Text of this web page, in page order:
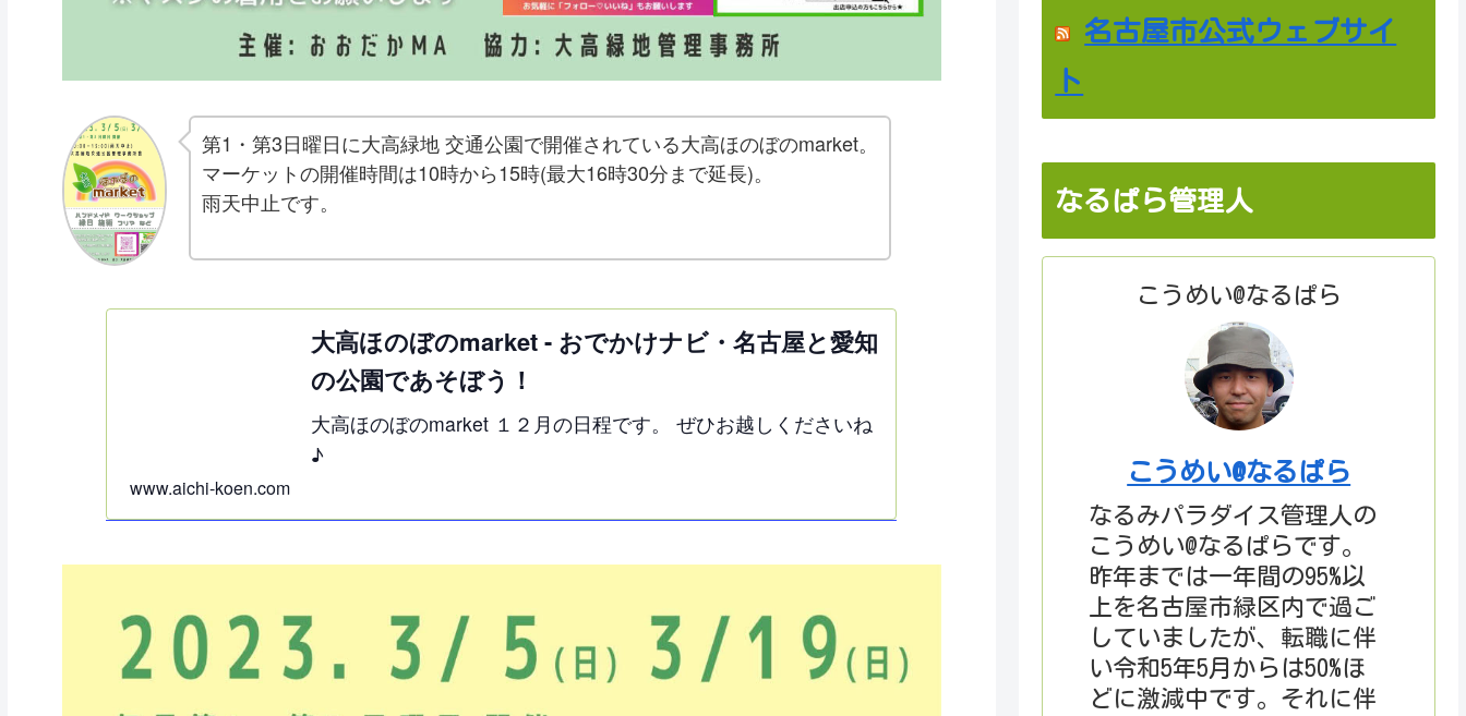
第1・第3日曜日に大高緑地 交通公園で開催されている大高ほのぼのmarket。
マーケットの開催時間は10時から15時(最大16時30分まで延長)。
雨天中止です。
大高ほのぼのmarket - おでかけナビ・名古屋と愛知
の公園であそぼう！
大高ほのぼのmarket １２月の日程です。 ぜひお越しくださいね
♪
www.aichi-koen.com
名古屋市公式ウェブサイ
ト
なるぱら管理人
こうめい@なるぱら
こうめい@なるぱら
なるみパラダイス管理人の
こうめい@なるぱらです。
昨年までは一年間の95%以
上を名古屋市緑区内で過ご
していましたが、転職に伴
い令和5年5月からは50%ほ
どに激減中です。それに伴